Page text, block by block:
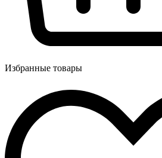
Избранные товары